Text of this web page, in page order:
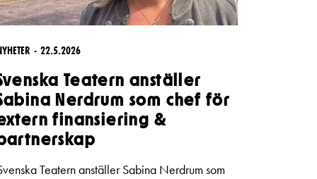
22.5.2026
Teatern anställer
Nerdrum som chef för
finansiering &
Teatern anställer Sabina Nerdrum som